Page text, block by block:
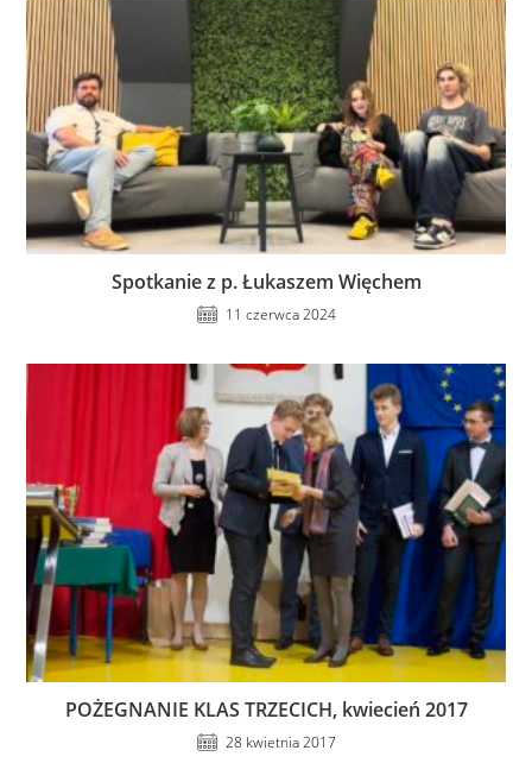
Spotkanie z p. Łukaszem Więchem
11 czerwca 2024
POŻEGNANIE KLAS TRZECICH, kwiecień 2017
28 kwietnia 2017